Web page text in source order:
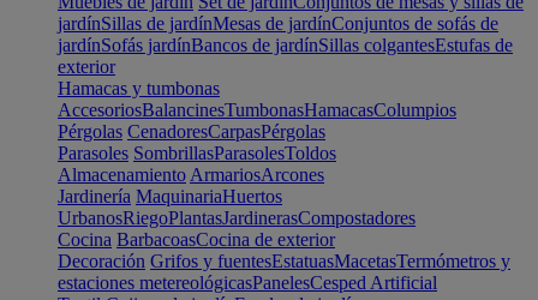
jardínSillas de jardínMesas de jardínConjuntos de sofás de
jardínSofás jardínBancos de jardínSillas colgantesEstufas de
exterior
Hamacas y tumbonas
AccesoriosBalancinesTumbonasHamacasColumpios
Pérgolas CenadoresCarpasPérgolas
Parasoles SombrillasParasolesToldos
Almacenamiento ArmariosArcones
Jardinería MaquinariaHuertos
UrbanosRiegoPlantasJardinerasCompostadores
Cocina BarbacoasCocina de exterior
Decoración Grifos y fuentesEstatuasMacetasTermómetros y
estaciones metereológicasPanelesCesped Artificial